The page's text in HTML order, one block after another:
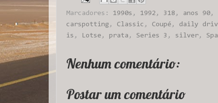
Marcadores: 1990s , 1992 , 318 , anos 90 ,
carspotting , Classic , Coupé , daily
is , Lotse , prata , Series 3 , silver ,
Nenhum comentário:
Postar um comentário